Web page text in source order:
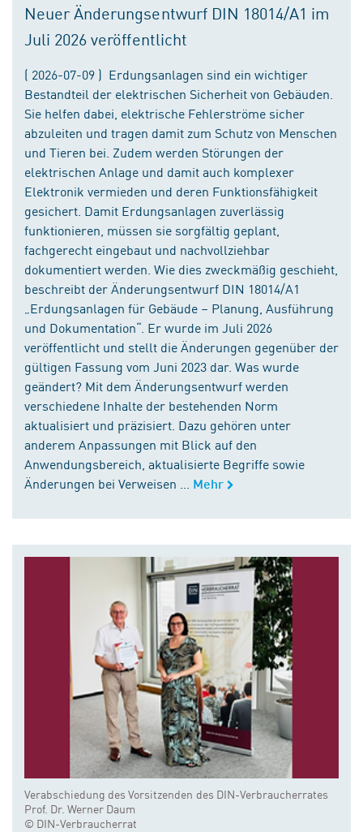
Neuer Änderungsentwurf DIN 18014/A1 im
Juli 2026 veröffentlicht
( 2026-07-09 ) Erdungsanlagen sind ein wichtiger
Bestandteil der elektrischen Sicherheit von Gebäuden.
Sie helfen dabei, elektrische Fehlerströme sicher
abzuleiten und tragen damit zum Schutz von Menschen
und Tieren bei. Zudem werden Störungen der
elektrischen Anlage und damit auch komplexer
Elektronik vermieden und deren Funktionsfähigkeit
gesichert. Damit Erdungsanlagen zuverlässig
funktionieren, müssen sie sorgfältig geplant,
fachgerecht eingebaut und nachvollziehbar
dokumentiert werden. Wie dies zweckmäßig geschieht,
beschreibt der Änderungsentwurf DIN 18014/A1
„Erdungsanlagen für Gebäude – Planung, Ausführung
und Dokumentation“. Er wurde im Juli 2026
veröffentlicht und stellt die Änderungen gegenüber der
gültigen Fassung vom Juni 2023 dar. Was wurde
geändert? Mit dem Änderungsentwurf werden
verschiedene Inhalte der bestehenden Norm
aktualisiert und präzisiert. Dazu gehören unter
anderem Anpassungen mit Blick auf den
Anwendungsbereich, aktualisierte Begriffe sowie
Änderungen bei Verweisen ...
Mehr
Verabschiedung des Vorsitzenden des DIN-Verbraucherrates
Prof. Dr. Werner Daum
© DIN-Verbraucherrat